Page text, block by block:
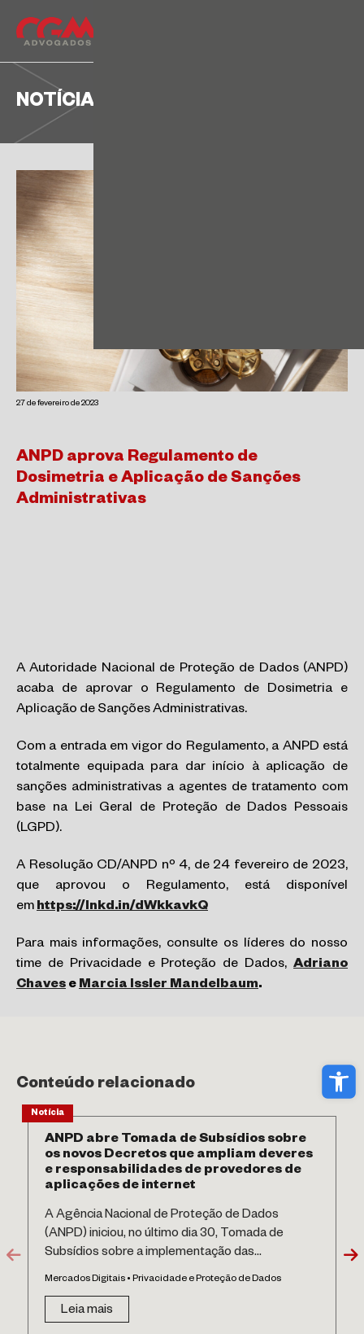
NOTÍCIA
27 de fevereiro de 2023
ANPD aprova Regulamento de
Dosimetria e Aplicação de Sanções
Administrativas
A Autoridade Nacional de Proteção de Dados (ANPD)
acaba de aprovar o Regulamento de Dosimetria e
Aplicação de Sanções Administrativas.
Com a entrada em vigor do Regulamento, a ANPD está
totalmente equipada para dar início à aplicação de
sanções administrativas a agentes de tratamento com
base na Lei Geral de Proteção de Dados Pessoais
(LGPD).
A Resolução CD/ANPD nº 4, de 24 fevereiro de 2023,
que aprovou o Regulamento, está disponível
emhttps://lnkd.in/dWkkavkQ
Para mais informações, consulte os líderes do nosso
time de Privacidade e Proteção de Dados, Adriano
Chaves eMarcia Issler Mandelbaum.
Conteúdo relacionado
Notícia
ANPD abre Tomada de Subsídios sobre
os novos Decretos que ampliam deveres
e responsabilidades de provedores de
aplicações de internet
A Agência Nacional de Proteção de Dados
(ANPD) iniciou, no último dia 30, Tomada de
Subsídios sobre a implementação das...
Mercados Digitais • Privacidade e Proteção de Dados
Leia mais